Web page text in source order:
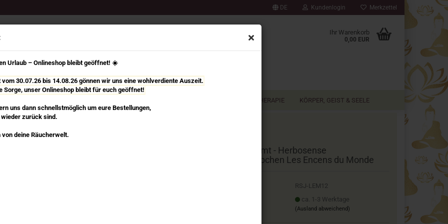
Urlaub – Onlineshop bleibt geöffnet! ☀️
vom 30.07.26 bis 14.08.26 gönnen wir uns eine wohlverdiente Auszeit.
Sorge, unser Onlineshop bleibt für euch geöffnet!
uns dann schnellstmöglich um eure Bestellungen,
zurück sind.
von deine Räucherwelt.
DE Kundenlogin Merkzettel
Ihr Warenkorb
0,00 EUR
AROMATHERAPIE KÖRPER, GEIST & SEELE
» Les Encens du Monde
Orange & Zimt - Herbosense
Räucherstäbchen Les Encens du Monde
RSJ-LEM12
ca. 1-3 Werktage
(Ausland abweichend)